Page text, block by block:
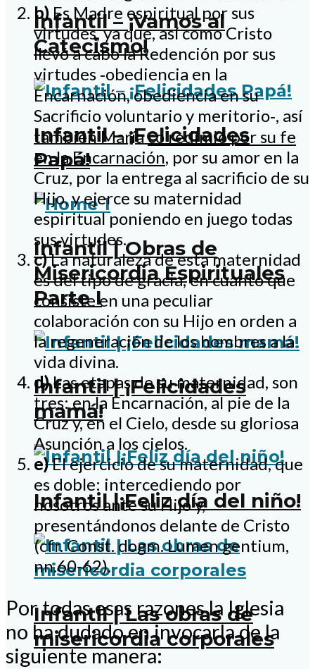
Infantil – ¡Vamos al
Catecismo!
Infantil – ¡Felicidades
Papá!
Infantil | Obras de
Misericordia Espirituales
Parte I
Infantil | ¡Felicidades
mamá!
Infantil |¡Feliz día del niño!
Infantil | Las obras de
misericordia corporales
b) Es Madre espiritual por sus
virtudes, ya que, así como Cristo
llevó a cabo la Redención por sus
virtudes ‑obediencia en la
Encarnación, obediencia en su
Sacrificio voluntario y meritorio‑, así
también Maríaco redimió por su fe
en la Encarnación, por su amor en la
Cruz, por la entrega al sacrificio de su
Hijo, y ejerce su maternidad
espiritual poniendo en juego todas
sus virtudes.
c)La naturaleza de esta maternidad
es del tipo de gracia, en cuanto que
consiste en una peculiar
colaboración con su Hijo en orden a
la regeneración de los hombres a la
vida divina.
d)Las etapas de su maternidad, son
tres: en la Encarnación, al pie de la
Cruz y, en el Cielo, desde su gloriosa
Asunción a los cielos.
e)El ejercicio de su maternidad, que
es doble: intercediendo por
nosotros ante su Hijo y,
presentándonos delante de Cristo
(cfr. Const. dogm. Lumen gentium,
nn.60-62).
Por todas esas razones la Iglesia
no ha dudado en invocarla de la
siguiente manera: